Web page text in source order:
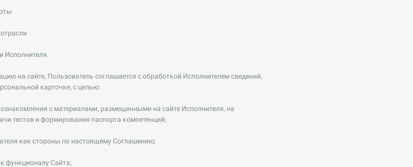
Исполнителя.
на сайте, Пользователь соглашается с обработкой Исполнителем сведений,
карточке, с целью:
с материалами, размещенными на сайте Исполнителя, на
тестов и формирования паспорта компетенций;
как стороны по настоящему Соглашению;
функционалу Сайта;